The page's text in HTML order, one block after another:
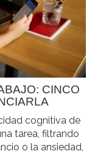
CINCO
cognitiva de
tarea, filtrando
o la ansiedad,